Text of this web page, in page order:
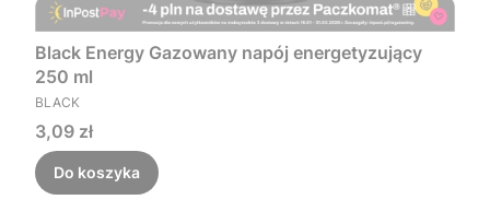
Black Energy Gazowany napój energetyzujący
250 ml
PRODUCENT
BLACK
Cena
3,09 zł
Do koszyka